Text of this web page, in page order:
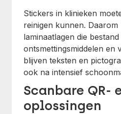
Stickers in klinieken
reinigen kunnen.
laminaatlagen die
ontsmettingsmiddelen en
blijven teksten en
ook na intensief
Scanbare QR-
oplossingen